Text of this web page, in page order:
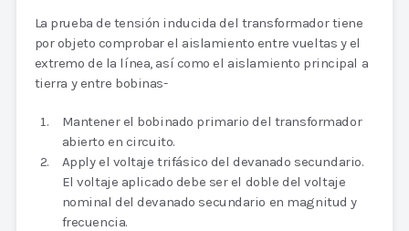
La prueba de tensión inducida del transformador tiene
por objeto comprobar el aislamiento entre vueltas y el
extremo de la línea, así como el aislamiento principal a
tierra y entre bobinas-
Mantener el bobinado primario del transformador
abierto en circuito.
Apply el voltaje trifásico del devanado secundario.
El voltaje aplicado debe ser el doble del voltaje
nominal del devanado secundario en magnitud y
frecuencia.